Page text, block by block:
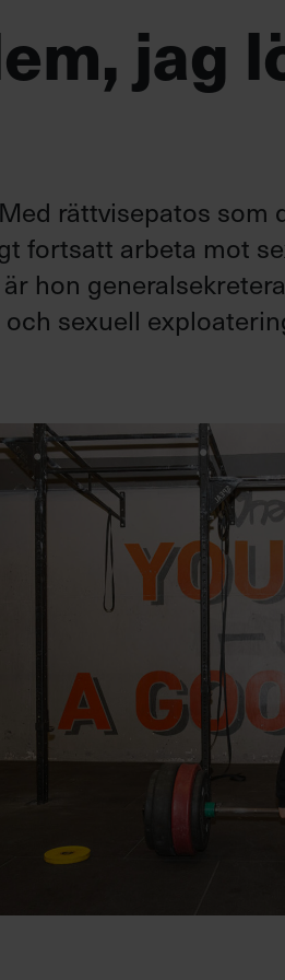
jag
rättvisepatos som
fortsatt arbeta mot
hon
sexuell